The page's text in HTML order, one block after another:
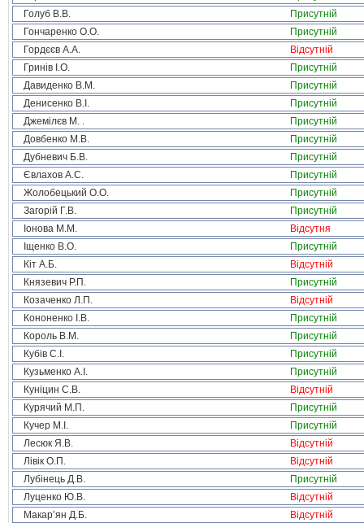
Голуб В.В.
Присутній
Гончаренко О.О.
Присутній
Гордєєв А.А.
Відсутній
Гринів І.О.
Присутній
Давиденко В.М.
Присутній
Денисенко В.І.
Присутній
Джемілєв М. .
Присутній
Довбенко М.В.
Присутній
Дубневич Б.В.
Присутній
Євлахов А.С.
Присутній
Жолобецький О.О.
Присутній
Загорій Г.В.
Присутній
Іонова М.М.
Відсутня
Іщенко В.О.
Присутній
Кіт А.Б.
Відсутній
Князевич Р.П.
Присутній
Козаченко Л.П.
Відсутній
Кононенко І.В.
Присутній
Король В.М.
Присутній
Кубів С.І.
Присутній
Кузьменко А.І.
Присутній
Куніцин С.В.
Відсутній
Курячий М.П.
Присутній
Кучер М.І.
Присутній
Лесюк Я.В.
Відсутній
Лівік О.П.
Відсутній
Лубінець Д.В.
Присутній
Луценко Ю.В.
Відсутній
Макар’ян Д.Б.
Відсутній